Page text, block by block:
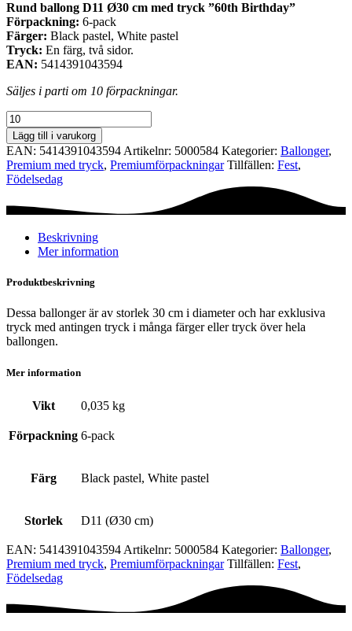
Rund ballong D11 Ø30 cm med tryck ”60th Birthday”
Förpackning: 6-pack
Färger: Black pastel, White pastel
Tryck: En färg, två sidor.
EAN: 5414391043594
Säljes i parti om 10 förpackningar.
Premiumförpackning
Ø30
cm
-
60th
Birthday
mängd
Lägg till i varukorg
EAN: 5414391043594 Artikelnr: 5000584 Kategorier: Ballonger,
Premium med tryck, Premium­förpackningar Tillfällen: Fest,
Födelsedag
Beskrivning
Mer information
Produktbeskrivning
Dessa ballonger är av storlek 30 cm i diameter och har exklusiva
tryck med antingen tryck i många färger eller tryck över hela
ballongen.
Mer information
Vikt 0,035 kg
Förpackning 6-pack
Färg Black pastel, White pastel
Storlek D11 (Ø30 cm)
EAN: 5414391043594 Artikelnr: 5000584 Kategorier: Ballonger,
Premium med tryck, Premium­förpackningar Tillfällen: Fest,
Födelsedag